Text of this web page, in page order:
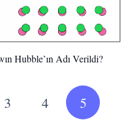
Hubble’ın Adı Verildi?
3 4 5